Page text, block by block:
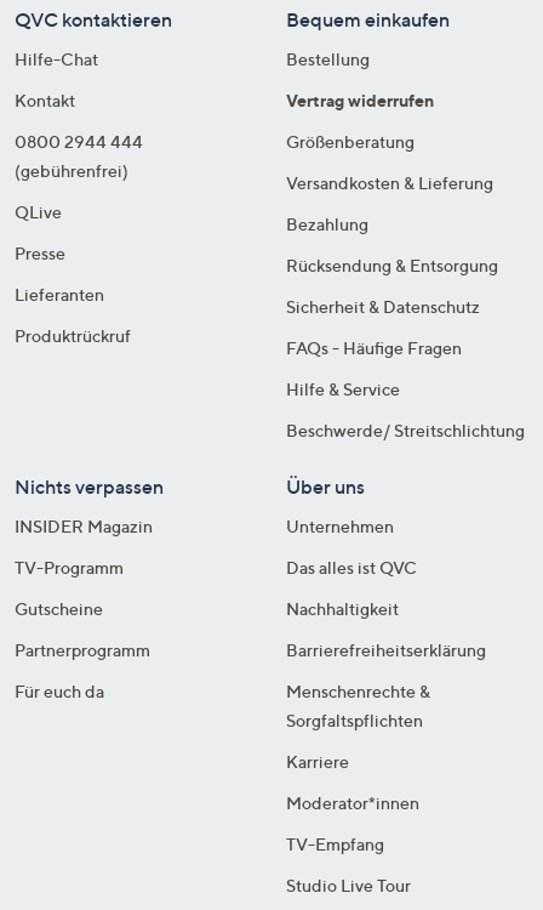
QVC kontaktieren
Hilfe-Chat
Kontakt
0800 2944 444
(gebührenfrei)
QLive
Presse
Lieferanten
Produktrückruf
Bequem einkaufen
Bestellung
Vertrag widerrufen
Größenberatung
Versandkosten & Lieferung
Bezahlung
Rücksendung & Entsorgung
Sicherheit & Datenschutz
FAQs - Häufige Fragen
Hilfe & Service
Beschwerde/ Streitschlichtung
Nichts verpassen
INSIDER Magazin
TV-Programm
Gutscheine
Partnerprogramm
Für euch da
Über uns
Unternehmen
Das alles ist QVC
Nachhaltigkeit
Barrierefreiheitserklärung
Menschenrechte &
Sorgfaltspflichten
Karriere
Moderator*innen
TV-Empfang
Studio Live Tour